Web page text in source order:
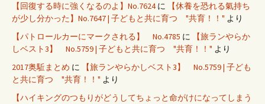
【回復する時に強くなるのよ】No.7624に
【休養を恐れる氣持ち
が少し分かった】No.7647 | 子どもと共に育つ "共育！！" より
【パトロールカーにマークされる】 No.4785 に
【旅ランやらか
しベスト3】 No.5759 | 子どもと共に育つ "共育！！" より
2017奥駈まとめ に
【旅ランやらかしベスト3】 No.5759 | 子ども
と共に育つ "共育！！" より
【ハイキングのつもりがどうしてちょっと命がけになってしまう